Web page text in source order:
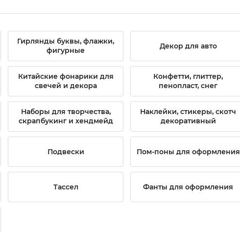
Гирлянды буквы, флажки,
фигурные
Декор для авто
Китайские фонарики для
свечей и декора
Конфетти, глиттер,
пенопласт, снег
Наборы для творчества,
скрапбукинг и хендмейд
Наклейки, стикеры, скотч
декоративный
Подвески Пом-поны для оформления
Тассел Фанты для оформления